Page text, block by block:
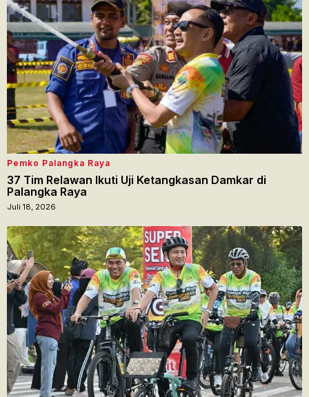
Pemko Palangka Raya
37 Tim Relawan Ikuti Uji Ketangkasan Damkar di
Palangka Raya
Juli 18, 2026